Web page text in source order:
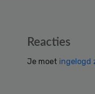
Reacties
Je moet ingelogd